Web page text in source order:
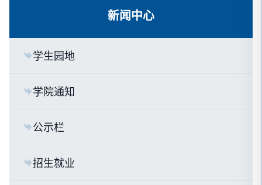
新闻中心
学生园地
学院通知
公示栏
招生就业